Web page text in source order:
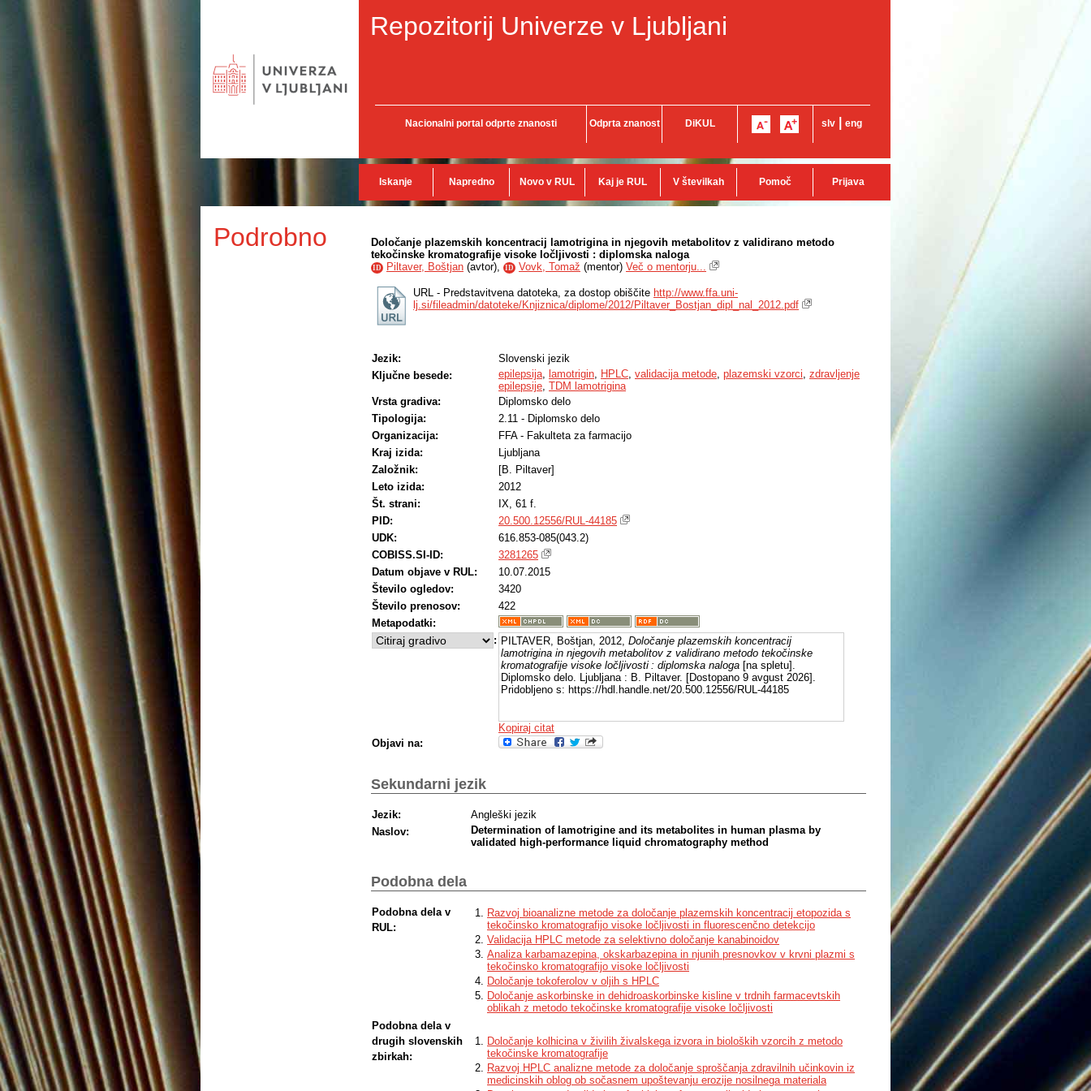
Repozitorij Univerze v Ljubljani
Nacionalni portal odprte znanosti Odprta znanost DiKUL slv eng
Iskanje Napredno Novo v RUL Kaj je RUL V številkah Pomoč Prijava
Podrobno
Določanje plazemskih koncentracij lamotrigina in njegovih metabolitov z validirano metodo
tekočinske kromatografije visoke ločljivosti : diplomska naloga
ID Piltaver, Boštjan (avtor), ID Vovk, Tomaž (mentor) Več o mentorju...
URL - Predstavitvena datoteka, za dostop obiščite http://www.ffa.uni-
lj.si/fileadmin/datoteke/Knjiznica/diplome/2012/Piltaver_Bostjan_dipl_nal_2012.pdf
Jezik:
Slovenski jezik
Ključne besede:
epilepsija, lamotrigin, HPLC, validacija metode, plazemski vzorci, zdravljenje
epilepsije, TDM lamotrigina
Vrsta gradiva:
Diplomsko delo
Tipologija:
2.11 - Diplomsko delo
Organizacija:
FFA - Fakulteta za farmacijo
Kraj izida:
Ljubljana
Založnik:
[B. Piltaver]
Leto izida:
2012
Št. strani:
IX, 61 f.
PID:
20.500.12556/RUL-44185
UDK:
616.853-085(043.2)
COBISS.SI-ID:
3281265
Datum objave v RUL:
10.07.2015
Število ogledov:
3420
Število prenosov:
422
Metapodatki:
: PILTAVER, Boštjan, 2012, Določanje plazemskih koncentracij
lamotrigina in njegovih metabolitov z validirano metodo tekočinske
kromatografije visoke ločljivosti : diplomska naloga [na spletu].
Diplomsko delo. Ljubljana : B. Piltaver. [Dostopano 9 avgust 2026].
Pridobljeno s: https://hdl.handle.net/20.500.12556/RUL-44185
Kopiraj citat
Objavi na:
Sekundarni jezik
Jezik:
Angleški jezik
Naslov:
Determination of lamotrigine and its metabolites in human plasma by
validated high-performance liquid chromatography method
Podobna dela
Podobna dela v
RUL:
Razvoj bioanalizne metode za določanje plazemskih koncentracij etopozida s
tekočinsko kromatografijo visoke ločljivosti in fluorescenčno detekcijo
Validacija HPLC metode za selektivno določanje kanabinoidov
Analiza karbamazepina, okskarbazepina in njunih presnovkov v krvni plazmi s
tekočinsko kromatografijo visoke ločljivosti
Določanje tokoferolov v oljih s HPLC
Določanje askorbinske in dehidroaskorbinske kisline v trdnih farmacevtskih
oblikah z metodo tekočinske kromatografije visoke ločljivosti
Podobna dela v
drugih slovenskih
zbirkah:
Določanje kolhicina v živilih živalskega izvora in bioloških vzorcih z metodo
tekočinske kromatografije
Razvoj HPLC analizne metode za določanje sproščanja zdravilnih učinkovin iz
medicinskih oblog ob sočasnem upoštevanju erozije nosilnega materiala